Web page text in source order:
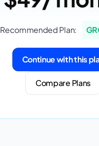
Recommended Plan:
Continue with this
Compare Plans